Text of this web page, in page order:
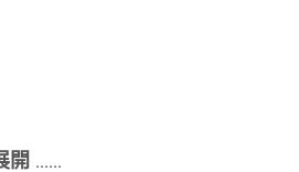
開 ......